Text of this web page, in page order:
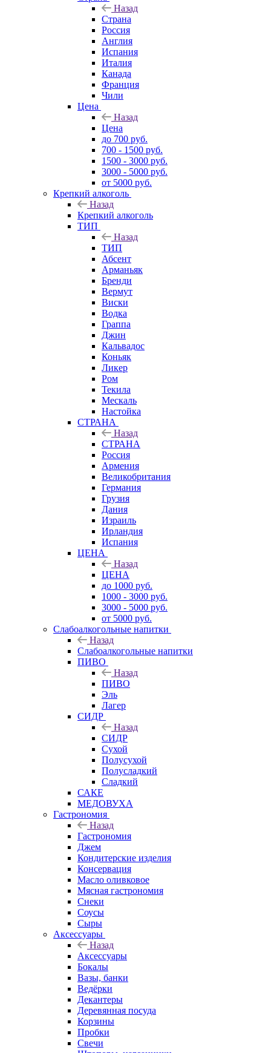
Назад
Страна
Россия
Англия
Испания
Италия
Канада
Франция
Чили
Цена
Назад
Цена
до 700 руб.
700 - 1500 руб.
1500 - 3000 руб.
3000 - 5000 руб.
от 5000 руб.
Крепкий алкоголь
Назад
Крепкий алкоголь
ТИП
Назад
ТИП
Абсент
Арманьяк
Бренди
Вермут
Виски
Водка
Граппа
Джин
Кальвадос
Коньяк
Ликер
Ром
Текила
Мескаль
Настойка
СТРАНА
Назад
СТРАНА
Россия
Армения
Великобритания
Германия
Грузия
Дания
Израиль
Ирландия
Испания
ЦЕНА
Назад
ЦЕНА
до 1000 руб.
1000 - 3000 руб.
3000 - 5000 руб.
от 5000 руб.
Слабоалкогольные напитки
Назад
Слабоалкогольные напитки
ПИВО
Назад
ПИВО
Эль
Лагер
СИДР
Назад
СИДР
Сухой
Полусухой
Полусладкий
Сладкий
САКЕ
МЕДОВУХА
Гастрономия
Назад
Гастрономия
Джем
Кондитерские изделия
Консервация
Масло оливковое
Мясная гастрономия
Снеки
Соусы
Сыры
Аксессуары
Назад
Аксессуары
Бокалы
Вазы, банки
Ведёрки
Декантеры
Деревянная посуда
Корзины
Пробки
Свечи